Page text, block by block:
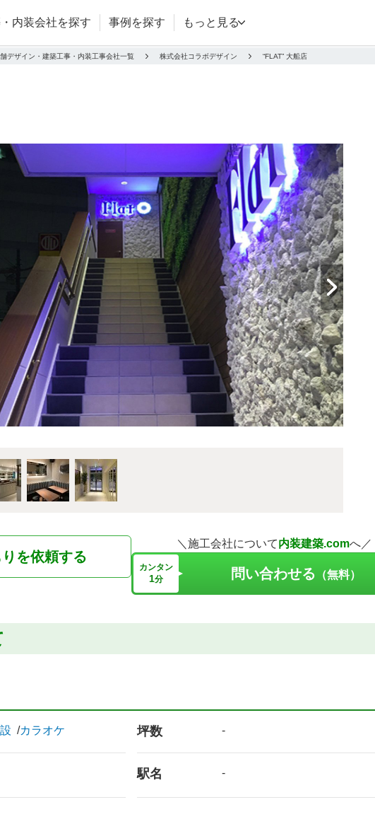
内装会社を探す 事例を探す もっと見る
デザイン・建築工事・内装工事会社一覧 株式会社コラボデザイン “FLAT” 大船店
を依頼する
＼施工会社について内装建築.comへ／
カンタン
1分 問い合わせる （無料）
カラオケ 坪数 -
駅名 -